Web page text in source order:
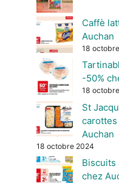
Caffè
Auchan
18
-50%
18
St
Auchan
18 octobre 2024
Biscuits
chez